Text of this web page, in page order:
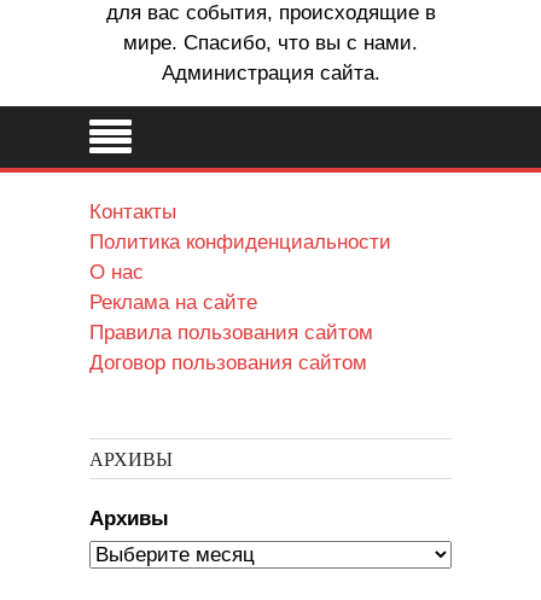
для вас события, происходящие в
мире. Спасибо, что вы с нами.
Администрация сайта.
Контакты
Политика конфиденциальности
О нас
Реклама на сайте
Правила пользования сайтом
Договор пользования сайтом
АРХИВЫ
Архивы